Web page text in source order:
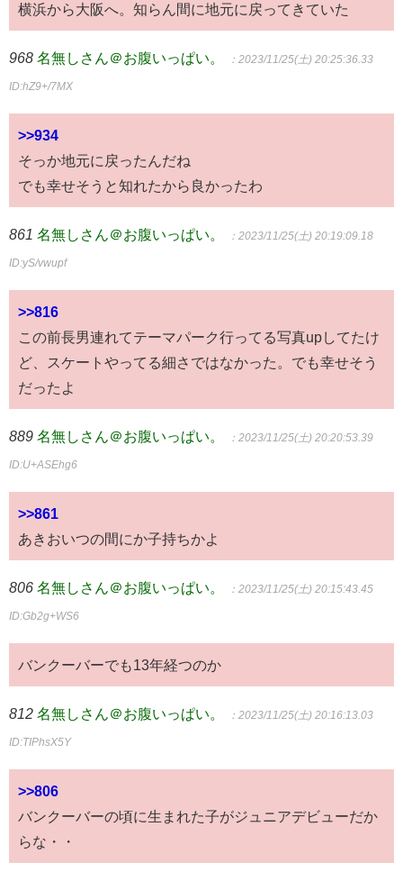
横浜から大阪へ。知らん間に地元に戻ってきていた
968 名無しさん＠お腹いっぱい。 ：2023/11/25(土) 20:25:36.33
ID:hZ9+/7MX
>>934
そっか地元に戻ったんだね
でも幸せそうと知れたから良かったわ
861 名無しさん＠お腹いっぱい。 ：2023/11/25(土) 20:19:09.18
ID:yS/vwupf
>>816
この前長男連れてテーマパーク行ってる写真upしてたけ
ど、スケートやってる細さではなかった。でも幸せそう
だったよ
889 名無しさん＠お腹いっぱい。 ：2023/11/25(土) 20:20:53.39
ID:U+ASEhg6
>>861
あきおいつの間にか子持ちかよ
806 名無しさん＠お腹いっぱい。 ：2023/11/25(土) 20:15:43.45
ID:Gb2g+WS6
バンクーバーでも13年経つのか
812 名無しさん＠お腹いっぱい。 ：2023/11/25(土) 20:16:13.03
ID:TIPhsX5Y
>>806
バンクーバーの頃に生まれた子がジュニアデビューだか
らな・・